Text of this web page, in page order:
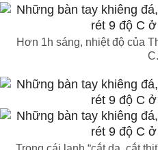
Hơn 1h sáng, nhiệt độ của
C.